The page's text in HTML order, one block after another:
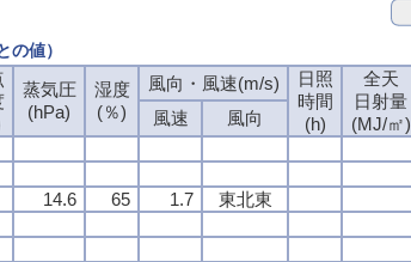
値）
蒸気圧
(hPa)
湿度
(％)
風向・風速(m/s)
日照
時間
(h)
全天
日射量
(MJ/㎡)
風速 風向
14.6 65 1.7 東北東